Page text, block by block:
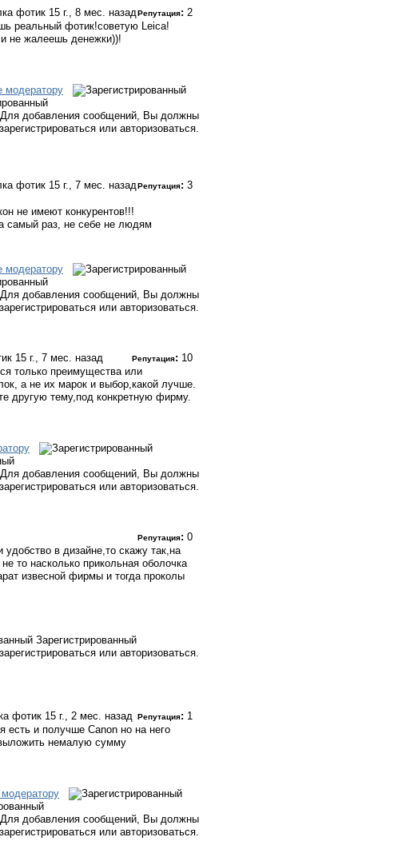
фотик 15 г., 8 мес. назадРепутация: 2
реальный фотик!советую Leica!
не жалеешь денежки))!
модератору
Для добавления сообщений, Вы должны
зарегистрироваться или авторизоваться.
фотик 15 г., 7 мес. назадРепутация: 3
не имеют конкурентов!!!
самый раз, не себе не людям
модератору
Для добавления сообщений, Вы должны
зарегистрироваться или авторизоваться.
15 г., 7 мес. назад Репутация: 10
только преимущества или
а не их марок и выбор,какой лучше.
другую тему,под конкретную фирму.
Для добавления сообщений, Вы должны
зарегистрироваться или авторизоваться.
Репутация: 0
удобство в дизайне,то скажу так,на
то насколько прикольная оболочка
извесной фирмы и тогда проколы
Зарегистрированный
или авторизоваться.
фотик 15 г., 2 мес. назад Репутация: 1
есть и получше Canon но на него
немалую сумму
Для добавления сообщений, Вы должны
зарегистрироваться или авторизоваться.